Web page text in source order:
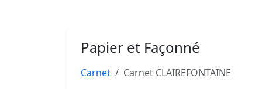
Papier et Façonné
Carnet Carnet CLAIREFONTAINE